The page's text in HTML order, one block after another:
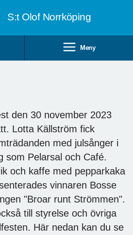
S:t Olof Norrköping
Meny
den 30 november 2023
Lotta Källström fick
med julsånger i
som Pelarsal och Café.
och kaffe med pepparkaka
vinnaren Bosse
"Broar runt Strömmen".
till styrelse och övriga
Här nedan kan du se